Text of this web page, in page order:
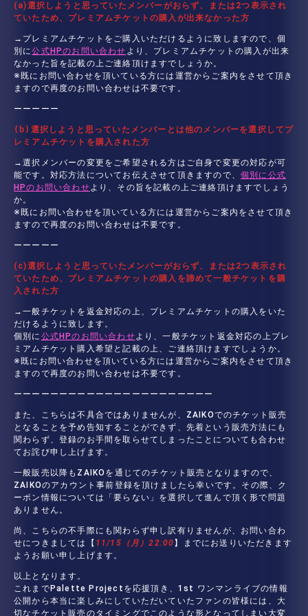
(a)選択しようと思っていたメンバーがおらず、または2つ表示され
ていたため、プレミアムチケットの購入が出来なかった方
→プレミアムチケットをご購入いただけるように致しますので、個
別に公式HPのお問い合わせ より、プレミアムチケットの購入が出来
なかった旨を記載の上ご連絡頂けますでしょうか。
※既にお問い合わせを頂いている方には運営からご案内をさせて頂き
ますので再度のお問い合わせは不要です。
ーーーーー
(b)選択しようと思っていたメンバーとは他のメンバーを選択してプ
レミアムチケットを購入された方
→選択メンバーの変更をご希望される方はご自身で変更の対応が可
能です。対応方法についてお伝えさせて頂きますので、 個別に公式
HPのお問い合わせより、その旨を記載の上ご連絡頂けますでしょう
か。
※既にお問い合わせを頂いている方には運営からご案内をさせて頂き
ますので再度のお問い合わせは不要です。
ーーーーー
(c)選択しようと思っていたメンバーがおらず、または2つ表示され
ていたため、プレミアムチケットの購入を諦めて一般チケットを購
入された方
→一般チケットを返金対応の上、プレミアムチケットの購入をいた
だけるように致します。
個別に 公式HPのお問い合わせより、一般チケット返金対応の上プレ
ミアムチケット購入希望と記載の上、ご連絡頂けますでしょうか。
※既にお問い合わせを頂いている方には運営からご案内をさせて頂き
ますので再度のお問い合わせは不要です。
ーーーーーーーーーーーーーーーーーーーーーー
また、こちらは不具合ではありませんが、ZAIKOでのチケット販売
となることを予め告知することができず、先着という販売方法にも
関わらず、登録のお手間を取らせてしまったことについても合わせ
てお詫び申し上げます。
一般販売以降もZAIKOを通じてのチケット販売となりますので、
ZAIKOのアカウント事前登録を頂けましたら幸いです。その際、ク
ーポン情報については「要らない」を選択して進んで頂く形で問題
ありません。
尚、こちらの不手際にも関わらず申し訳有りませんが、お問い合わ
せにつきましては【 11/15（月）22:00 】までにお送りいただきます
ようお願い申し上げます。
以上となります。
これまでPalette Projectを応援頂き、1st ワンマンライブの情報
公開から本当に楽しみにしていただいていたファンの皆様には、大
切なチケット販売のタイミングでこのような形となってしまい大変